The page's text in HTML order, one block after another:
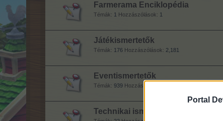
Portal
Farmerama Enciklopédia
Témák: 1 Hozzászólások: 1
Játékismertetők
Témák: 176 Hozzászólások: 2,181
Eventismertetők
Témák: 939 Hozzászólások:
Technikai ismertetők